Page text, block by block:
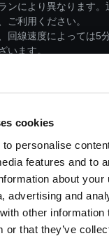
cookies
personalise
features and to
about your
advertising and
other information
or that they’ve
ンにより異なります
ご利用ください。
回線速度によっては5
います。
ファイルのダウンロー
境でお試しください。
【単曲】
GINAL
ential Matter